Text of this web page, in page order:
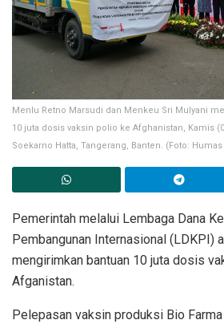
Menlu Retno Marsudi dan Menkeu Sri Mulyani
10 juta dosis vaksin polio ke Afghanistan, Kamis
Soekarno Hatta, Tangerang, Banten. (Foto:
Pemerintah melalui Lembaga Dana
Pembangunan Internasional (LDKPI)
mengirimkan bantuan 10 juta dosis
Afganistan.
Pelepasan vaksin produksi Bio